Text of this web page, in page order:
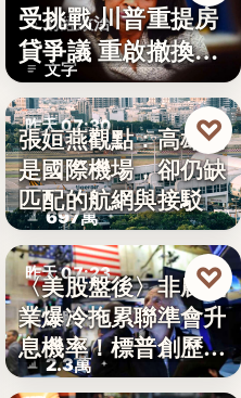
財經政治
文字
受挑戰 川普重提房
貸爭議 重啟撤換庫
克程…
昨天 07:30
航空政策
697萬
張姮燕觀點：高雄已
是國際機場，卻仍缺
匹配的航網與接駁
♡
昨天 07:23
美股財經
2.3萬
〈美股盤後〉非農就
業爆冷拖累聯準會升
息機率！標普創歷史
新…
♡